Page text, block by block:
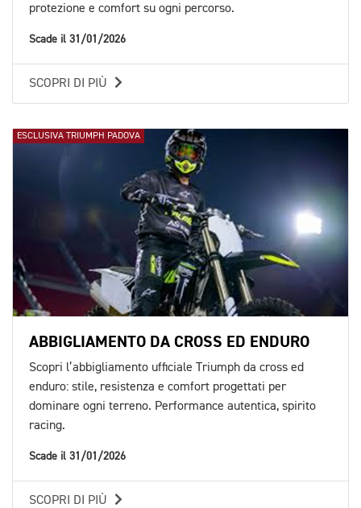
protezione e comfort su ogni percorso.
Scade il 31/01/2026
SCOPRI DI PIÙ
ESCLUSIVA TRIUMPH PADOVA
ABBIGLIAMENTO DA CROSS ED ENDURO
Scopri l’abbigliamento ufficiale Triumph da cross ed
enduro: stile, resistenza e comfort progettati per
dominare ogni terreno. Performance autentica, spirito
racing.
Scade il 31/01/2026
SCOPRI DI PIÙ